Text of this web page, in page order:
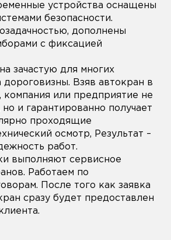
устройства оснащены
безопасности.
дополнены
с фиксацией
зачастую для многих
дороговизны. Взяв автокран в
или предприятие не
и гарантированно получает
проходящие
осмотр, Результат –
работ.
выполняют сервисное
Работаем по
После того как заявка
сразу будет предоставлен